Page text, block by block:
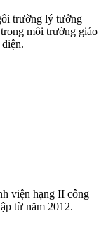
trường lý tưởng
môi trường giáo
viện hạng II công
từ năm 2012.